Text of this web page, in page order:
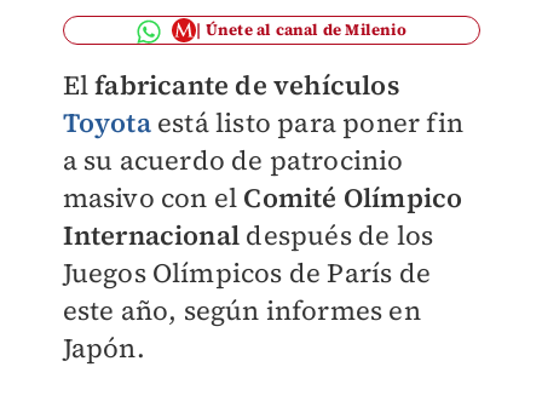
Únete al canal de Milenio
Elfabricante de vehículos
Toyota está listo para poner fin
a su acuerdo de patrocinio
masivo con el Comité Olímpico
Internacional después de los
Juegos Olímpicos de París de
este año, según informes en
Japón.